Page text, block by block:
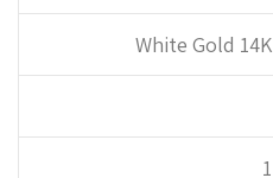
White Gold 14K
1